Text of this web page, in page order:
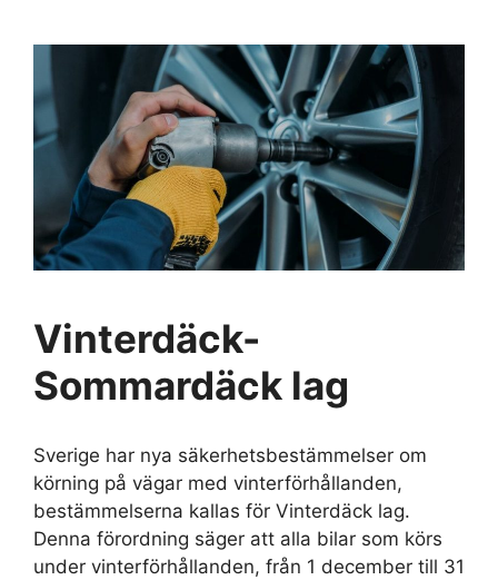
Vinterdäck-
Sommardäck lag
Sverige har nya säkerhetsbestämmelser om
körning på vägar med vinterförhållanden,
bestämmelserna kallas för Vinterdäck lag.
Denna förordning säger att alla bilar som körs
under vinterförhållanden, från 1 december till 31